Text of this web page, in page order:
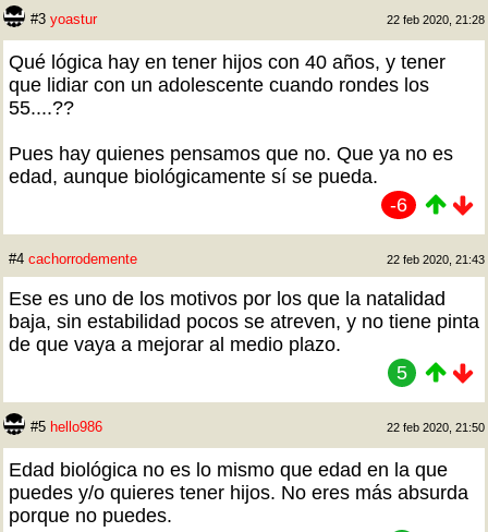
#3 yoastur 22 feb 2020, 21:28
Qué lógica hay en tener hijos con 40 años, y tener
que lidiar con un adolescente cuando rondes los
55....??
Pues hay quienes pensamos que no. Que ya no es
edad, aunque biológicamente sí se pueda.
-6
#4 cachorrodemente 22 feb 2020, 21:43
Ese es uno de los motivos por los que la natalidad
baja, sin estabilidad pocos se atreven, y no tiene pinta
de que vaya a mejorar al medio plazo.
5
#5 hello986 22 feb 2020, 21:50
Edad biológica no es lo mismo que edad en la que
puedes y/o quieres tener hijos. No eres más absurda
porque no puedes.